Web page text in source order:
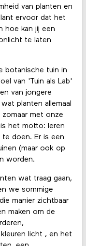
van planten en
ervoor dat het
hoe kan jij een
te laten
botanische tuin in
van 'Tuin als Lab'
van jongere
planten allemaal
met onze
is het motto: leren
doen. Er is een
(maar ook op
worden.
wat traag gaan,
we sommige
manier zichtbaar
maken om de
licht , en het